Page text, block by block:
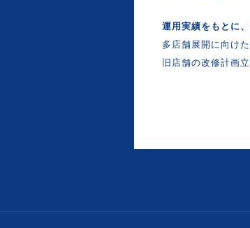
運用実績をもとに
多店舗展開に向け
旧店舗の改修計画